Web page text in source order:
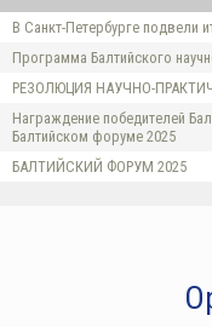
В Санкт-Петербурге подвели
Программа Балтийского
РЕЗОЛЮЦИЯ НАУЧНО-
Награждение победителей
Балтийском форуме 2025
БАЛТИЙСКИЙ ФОРУМ 2025